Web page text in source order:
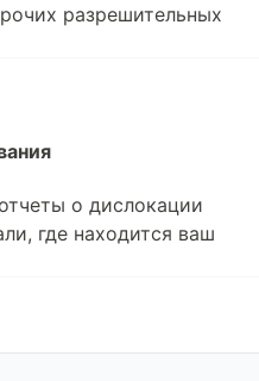
разрешительных
о дислокации
где находится ваш